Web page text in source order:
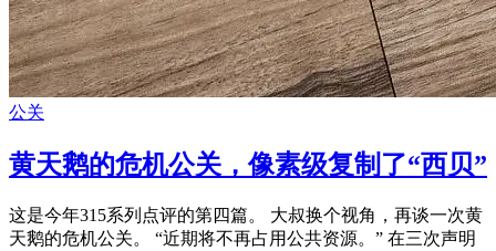
公关
黄天鹅的危机公关，像素级复制了“西贝”
这是今年315系列点评的第四篇。 大叔换个视角，再谈一次黄
天鹅的危机公关。 “近期将不再占用公共资源。” 在三次声明